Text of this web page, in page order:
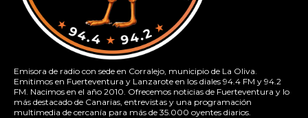
Emisora de radio con sede en Corralejo, municipio de La Oliva.
Emitimos en Fuerteventura y Lanzarote en los diales 94.4 FM y 94.2
FM. Nacimos en el año 2010. Ofrecemos noticias de Fuerteventura y lo
más destacado de Canarias, entrevistas y una programación
multimedia de cercanía para más de 35.000 oyentes diarios.